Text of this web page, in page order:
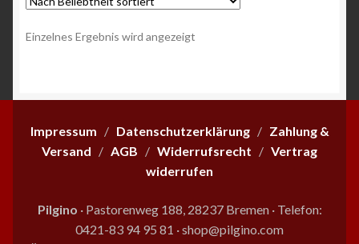
Produktseite
gewählt
Einzelnes Ergebnis wird angezeigt
Impressum / Datenschutzerklärung/ Zahlung &
Versand / AGB / Widerrufsrecht / Vertrag
widerrufen
Pilgino · Pastorenweg 188, 28237 Bremen ·Telefon:
0421-83 94 95 81 ·shop@pilgino.com